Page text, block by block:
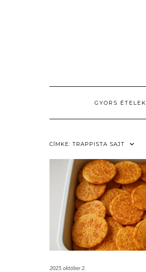
GYORS ÉTELEK
CÍMKE: TRAPPISTA SAJT
2025. október 2.